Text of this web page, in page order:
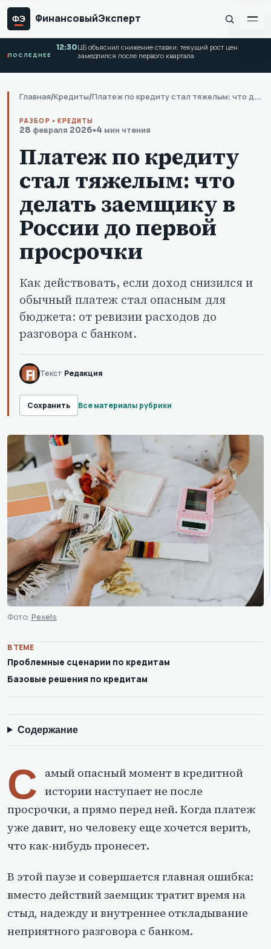
ФЭ ФинансовыйЭксперт
ПОСЛЕДНЕЕ
12:30ЦБ объяснил снижение ставки: текущий рост цен
замедлился после первого квартала
Главная/Кредиты/ Платеж по кредиту стал тяжелым: что делать заемщику в России до первой просрочки
РАЗБОР • КРЕДИТЫ
28 февраля 2026•4 мин чтения
Платеж по кредиту
стал тяжелым: что
делать заемщику в
России до первой
просрочки
Как действовать, если доход снизился и
обычный платеж стал опасным для
бюджета: от ревизии расходов до
разговора с банком.
Текст Редакция
Сохранить Все материалы рубрики
Фото: Pexels
В ТЕМЕ
Проблемные сценарии по кредитам
Базовые решения по кредитам
Содержание
С амый опасный момент в кредитной
истории наступает не после
просрочки, а прямо перед ней. Когда платеж
уже давит, но человеку еще хочется верить,
что как-нибудь пронесет.
В этой паузе и совершается главная ошибка:
вместо действий заемщик тратит время на
стыд, надежду и внутреннее откладывание
неприятного разговора с банком.